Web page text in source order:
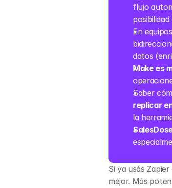
flujo
En
datos
Make es
Saber
replicar
la
Si ya usás
mejor. Más